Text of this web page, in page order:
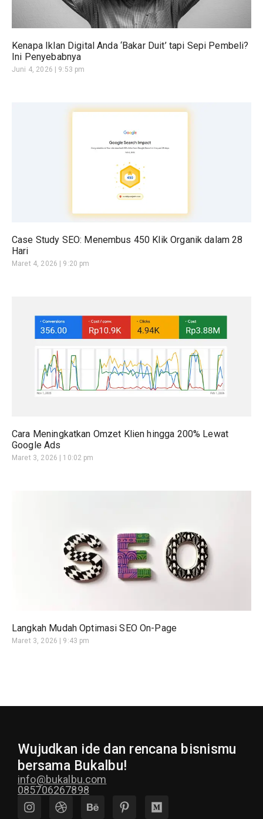
Kenapa Iklan Digital Anda ‘Bakar Duit’ tapi Sepi Pembeli?
Ini Penyebabnya
Juni 4, 2026 9:53 pm
Case Study SEO: Menembus 450 Klik Organik dalam 28
Hari
Maret 4, 2026 9:20 pm
Cara Meningkatkan Omzet Klien hingga 200% Lewat
Google Ads
Maret 3, 2026 10:02 pm
Langkah Mudah Optimasi SEO On-Page
Maret 3, 2026 9:43 pm
Wujudkan ide dan rencana bisnismu
bersama Bukalbu!
info@bukalbu.com
085706267898